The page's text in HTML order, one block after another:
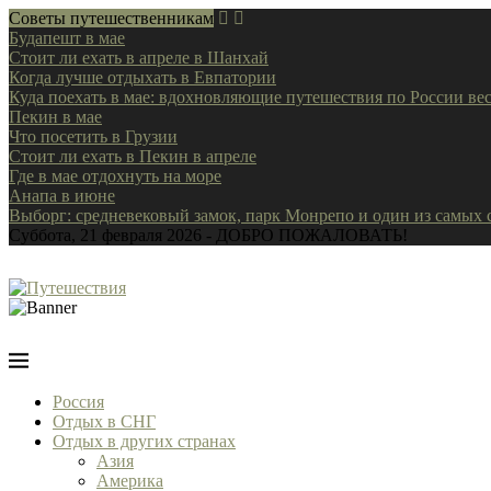
Советы путешественникам
Будапешт в мае
Стоит ли ехать в апреле в Шанхай
Когда лучше отдыхать в Евпатории
Куда поехать в мае: вдохновляющие путешествия по России
Пекин в мае
Что посетить в Грузии
Стоит ли ехать в Пекин в апреле
Где в мае отдохнуть на море
Анапа в июне
Выборг: средневековый замок, парк Монрепо и один из
Суббота, 21 февраля 2026 - ДОБРО ПОЖАЛОВАТЬ!
Россия
Отдых в СНГ
Отдых в других странах
Азия
Америка